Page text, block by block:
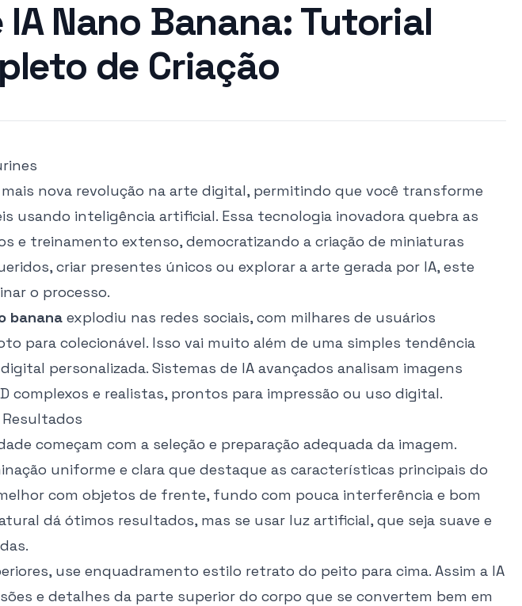
Nano Banana: Tutorial
de Criação
mais nova revolução na arte digital, permitindo que você transforme
usando inteligência artificial. Essa tecnologia inovadora quebra as
e treinamento extenso, democratizando a criação de miniaturas
criar presentes únicos ou explorar a arte gerada por IA, este
o processo.
banana explodiu nas redes sociais, com milhares de usuários
para colecionável. Isso vai muito além de uma simples tendência
personalizada. Sistemas de IA avançados analisam imagens
complexos e realistas, prontos para impressão ou uso digital.
Resultados
começam com a seleção e preparação adequada da imagem.
uniforme e clara que destaque as características principais do
com objetos de frente, fundo com pouca interferência e bom
dá ótimos resultados, mas se usar luz artificial, que seja suave e
use enquadramento estilo retrato do peito para cima. Assim a IA
e detalhes da parte superior do corpo que se convertem bem em